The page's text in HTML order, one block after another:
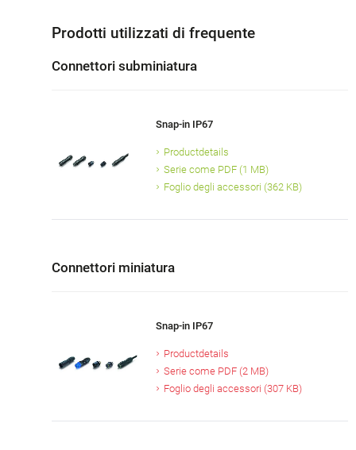
Prodotti utilizzati di frequente
Connettori subminiatura
Snap-in IP67
Productdetails
Serie come PDF (1 MB)
Foglio degli accessori (362 KB)
Connettori miniatura
Snap-in IP67
Productdetails
Serie come PDF (2 MB)
Foglio degli accessori (307 KB)